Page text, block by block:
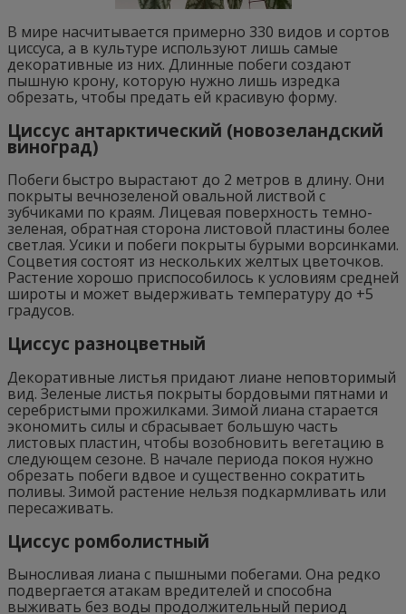
В мире насчитывается примерно 330 видов и сортов
циссуса, а в культуре используют лишь самые
декоративные из них. Длинные побеги создают
пышную крону, которую нужно лишь изредка
обрезать, чтобы предать ей красивую форму.
Циссус антарктический (новозеландский
виноград)
Побеги быстро вырастают до 2 метров в длину. Они
покрыты вечнозеленой овальной листвой с
зубчиками по краям. Лицевая поверхность темно-
зеленая, обратная сторона листовой пластины более
светлая. Усики и побеги покрыты бурыми ворсинками.
Соцветия состоят из нескольких желтых цветочков.
Растение хорошо приспособилось к условиям средней
широты и может выдерживать температуру до +5
градусов.
Циссус разноцветный
Декоративные листья придают лиане неповторимый
вид. Зеленые листья покрыты бордовыми пятнами и
серебристыми прожилками. Зимой лиана старается
экономить силы и сбрасывает большую часть
листовых пластин, чтобы возобновить вегетацию в
следующем сезоне. В начале периода покоя нужно
обрезать побеги вдвое и существенно сократить
поливы. Зимой растение нельзя подкармливать или
пересаживать.
Циссус ромболистный
Выносливая лиана с пышными побегами. Она редко
подвергается атакам вредителей и способна
выживать без воды продолжительный период